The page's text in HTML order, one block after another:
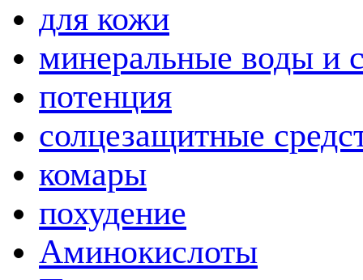
для кожи
минеральные воды и
потенция
солцезащитные
комары
похудение
Аминокислоты